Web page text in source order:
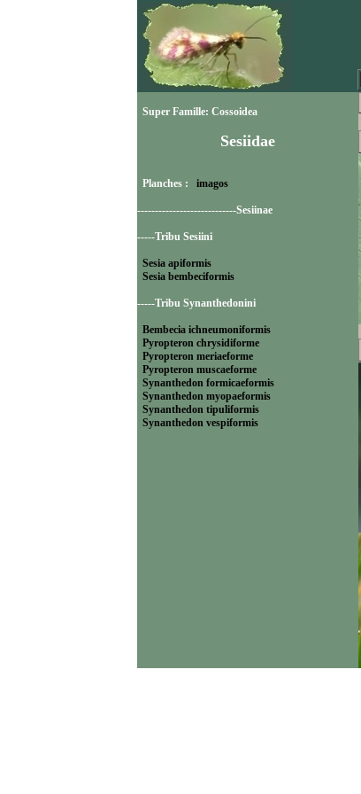
Super Famille: Cossoidea
Sesiidae
Planches : imagos
----------------------------Sesiinae
-----Tribu Sesiini
Sesia apiformis
Sesia bembeciformis
-----Tribu Synanthedonini
Bembecia ichneumoniformis
Pyropteron chrysidiforme
Pyropteron meriaeforme
Pyropteron muscaeforme
Synanthedon formicaeformis
Synanthedon myopaeformis
Synanthedon tipuliformis
Synanthedon vespiformis